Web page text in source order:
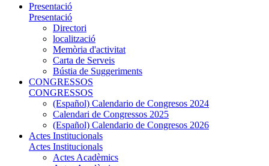
Presentació
Presentació
Directori
localització
Memòria d'activitat
Carta de Serveis
Bústia de Suggeriments
CONGRESSOS
CONGRESSOS
(Español) Calendario de Congresos 2024
Calendari de Congressos 2025
(Español) Calendario de Congresos 2026
Actes Institucionals
Actes Institucionals
Actes Acadèmics